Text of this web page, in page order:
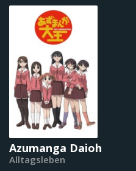
Azumanga Daioh
Alltagsleben